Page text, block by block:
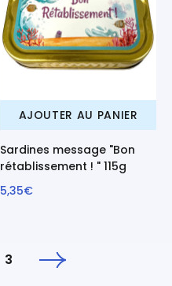
AJOUTER AU PANIER
Sardines message "Bon
rétablissement ! " 115g
5,35€
3 Suivant